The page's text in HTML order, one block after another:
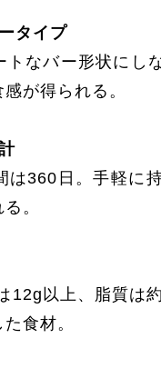
ータイプ
なバー形状にし
が得られる。
計
は360日。手軽に
。
以上、脂質は
食材。